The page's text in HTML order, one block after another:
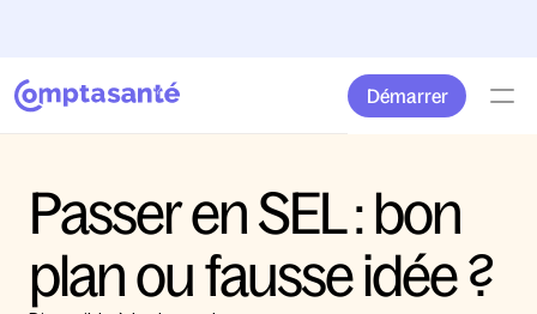
Démarrer
Passer en SEL : bon
plan ou fausse idée ?